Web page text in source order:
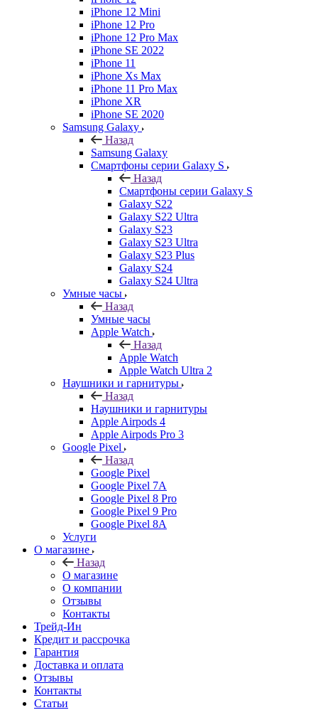
iPhone 12 Mini
iPhone 12 Pro
iPhone 12 Pro Max
iPhone SE 2022
iPhone 11
iPhone Xs Max
iPhone 11 Pro Max
iPhone XR
iPhone SE 2020
Samsung Galaxy
Назад
Samsung Galaxy
Смартфоны серии Galaxy S
Назад
Смартфоны серии Galaxy S
Galaxy S22
Galaxy S22 Ultra
Galaxy S23
Galaxy S23 Ultra
Galaxy S23 Plus
Galaxy S24
Galaxy S24 Ultra
Умные часы
Назад
Умные часы
Apple Watch
Назад
Apple Watch
Apple Watch Ultra 2
Наушники и гарнитуры
Назад
Наушники и гарнитуры
Apple Airpods 4
Apple Airpods Pro 3
Google Pixel
Назад
Google Pixel
Google Pixel 7А
Google Pixel 8 Pro
Google Pixel 9 Pro
Google Pixel 8A
Услуги
О магазине
Назад
О магазине
О компании
Отзывы
Контакты
Трейд-Ин
Кредит и рассрочка
Гарантия
Доставка и оплата
Отзывы
Контакты
Статьи